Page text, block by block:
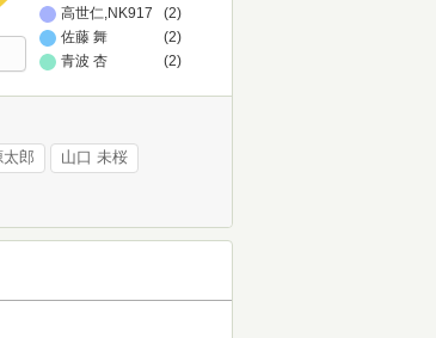
高世仁,NK917
(2)
佐藤 舞
(2)
青波 杏
(2)
郎 山口 未桜